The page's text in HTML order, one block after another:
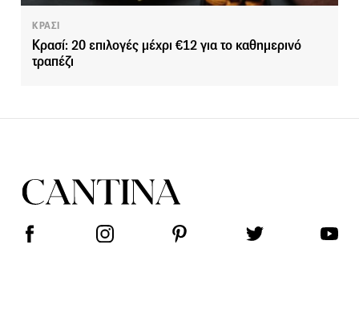
ΚΡΑΣΙ
Κρασί: 20 επιλογές μέχρι €12 για το καθημερινό
τραπέζι